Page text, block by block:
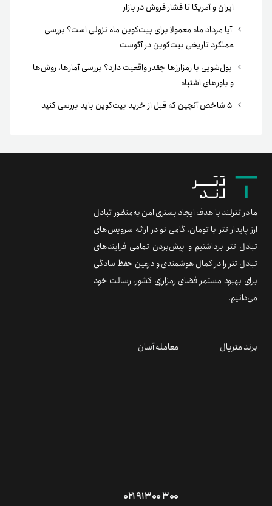
ایران و آمریکا تا فشار فروش در بازار
آیا مرداد ماه معمولا برای بیت‌کوین ماه نزولی است؟ بررسی
عملکرد تاریخی بیت‌کوین در آگوست
پول‌شویی با رمزارزها چقدر واقعیت دارد؟ بررسی آمارها، روش‌ها
و باورهای اشتباه
ما در تترلند با هدف ایجاد بستری امن به‌منظور تبادل
ارز پایدار تتر با تومان، گامی نو در ارائه سرویس‌های
تبادل تتر برداشتیم و پیش‌بردن تمامی فرایندهای
تبادل تتر را در کمال هوشمندی و درعین حفظ سادگی
برای بهبود مستمر فضای رمزارزی کشور، رسالت خود
می‌دانیم.
برند متریال معامله آسان
۰۲۱ ۹۱ ۳۰۰ ۳۰۰